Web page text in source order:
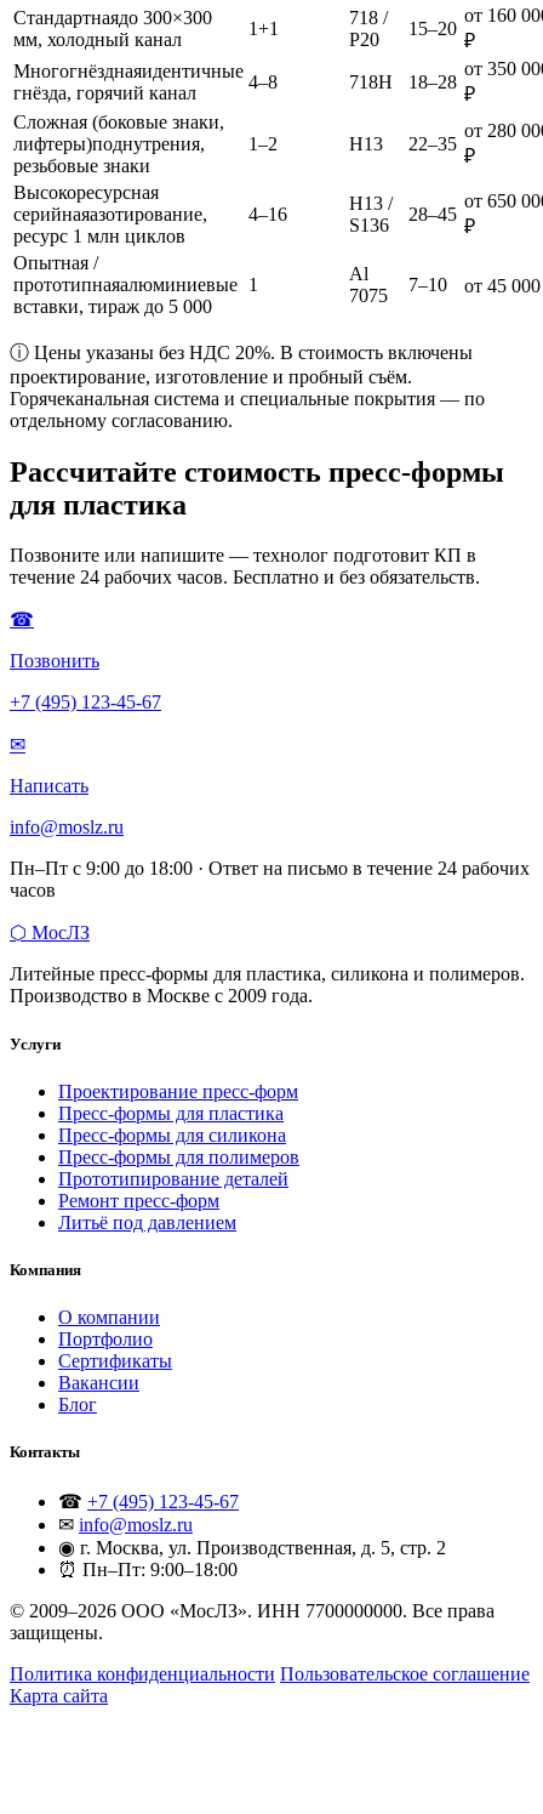
Стандартнаядо 300×300
мм, холодный канал
1+1
718 /
P20
15–20
от 160
₽
Многогнёзднаяидентичные
гнёзда, горячий канал
4–8 718H 18–28
от 350
₽
Сложная (боковые знаки,
лифтеры)поднутрения,
резьбовые знаки
1–2 H13 22–35
от 280
₽
Высокоресурсная
серийнаяазотирование,
ресурс 1 млн циклов
4–16
H13 /
S136
28–45
от 650
₽
Опытная /
прототипнаяалюминиевые
вставки, тираж до 5 000
1
Al
7075
7–10 от 45
ⓘ Цены указаны без НДС 20%. В стоимость включены
проектирование, изготовление и пробный съём.
Горячеканальная система и специальные покрытия — по
отдельному согласованию.
Рассчитайте стоимость пресс-формы
для пластика
Позвоните или напишите — технолог подготовит КП в
течение 24 рабочих часов. Бесплатно и без обязательств.
☎
Позвонить
+7 (495) 123-45-67
✉
Написать
info@moslz.ru
Пн–Пт с 9:00 до 18:00 · Ответ на письмо в течение 24 рабочих
часов
⬡ МосЛЗ
Литейные пресс-формы для пластика, силикона и полимеров.
Производство в Москве с 2009 года.
Услуги
Проектирование пресс-форм
Пресс-формы для пластика
Пресс-формы для силикона
Пресс-формы для полимеров
Прототипирование деталей
Ремонт пресс-форм
Литьё под давлением
Компания
О компании
Портфолио
Сертификаты
Вакансии
Блог
Контакты
☎ +7 (495) 123-45-67
✉ info@moslz.ru
◉ г. Москва, ул. Производственная, д. 5, стр. 2
⏰ Пн–Пт: 9:00–18:00
© 2009–2026 ООО «МосЛЗ». ИНН 7700000000. Все права
защищены.
Политика конфиденциальности Пользовательское соглашение
Карта сайта